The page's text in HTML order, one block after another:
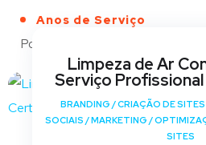
Anos de Serviço
Portfólio
Limpeza de Ar
Serviço
BRANDING /CRIAÇÃO DE SITES
SOCIAIS /MARKETING /
SITES